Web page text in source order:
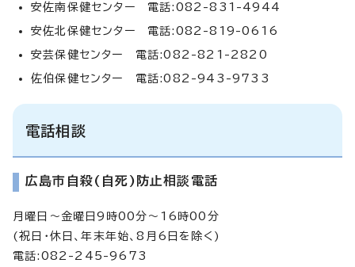
安佐南保健センター 電話:082-831-4944
安佐北保健センター 電話:082-819-0616
安芸保健センター 電話:082-821-2820
佐伯保健センター 電話:082-943-9733
電話相談
広島市自殺(自死)防止相談電話
月曜日～金曜日9時00分～16時00分
(祝日・休日、年末年始、8月6日を除く)
電話:082-245-9673